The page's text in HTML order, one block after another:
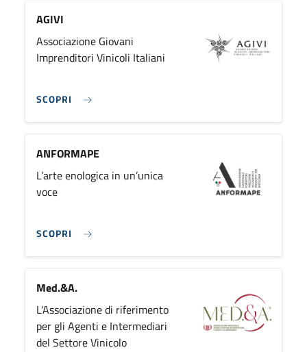
AGIVI
Associazione Giovani
Imprenditori Vinicoli Italiani
SCOPRI
ANFORMAPE
L’arte enologica in un’unica
voce
SCOPRI
Med.&A.
L'Associazione di riferimento
per gli Agenti e Intermediari
del Settore Vinicolo